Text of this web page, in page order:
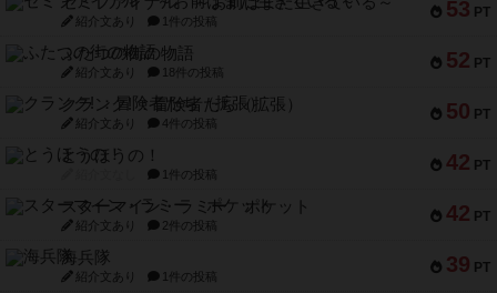
53 PT
紹介文あり 1件の投稿
52 PT
ふたつの街の物語
紹介文あり 18件の投稿
50 PT
クランク! ：冒険者たち（拡張）
紹介文あり 4件の投稿
42 PT
とうほうの！
1件の投稿
42 PT
スターマイン・ラミー ポケット
紹介文あり 2件の投稿
39 PT
海兵隊
紹介文あり 1件の投稿